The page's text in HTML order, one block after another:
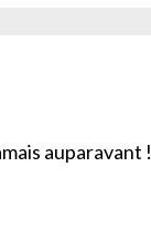
auparavant !